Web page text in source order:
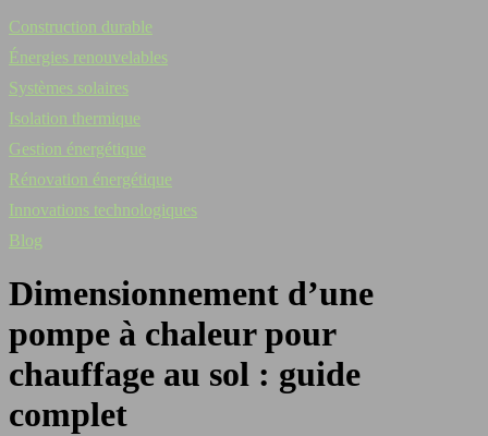
Construction durable
Énergies renouvelables
Systèmes solaires
Isolation thermique
Gestion énergétique
Rénovation énergétique
Innovations technologiques
Blog
Dimensionnement d’une
pompe à chaleur pour
chauffage au sol : guide
complet